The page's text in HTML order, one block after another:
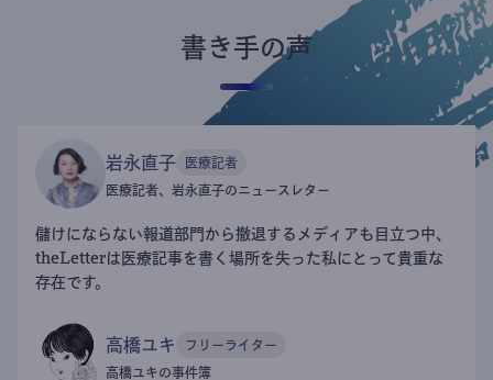
書き手の声
岩永直子 医療記者
医療記者、岩永直子のニュースレター
儲けにならない報道部門から撤退するメディアも目立つ中、
theLetterは医療記事を書く場所を失った私にとって貴重な
存在です。
高橋ユキ フリーライター
高橋ユキの事件簿